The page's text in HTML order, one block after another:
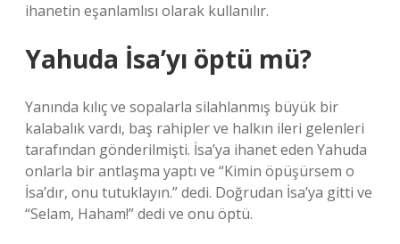
ihanetin eşanlamlısı olarak kullanılır.
Yahuda İsa’yı öptü mü?
Yanında kılıç ve sopalarla silahlanmış büyük bir
kalabalık vardı, baş rahipler ve halkın ileri gelenleri
tarafından gönderilmişti. İsa’ya ihanet eden Yahuda
onlarla bir antlaşma yaptı ve “Kimin öpüşürsem o
İsa’dır, onu tutuklayın.” dedi. Doğrudan İsa’ya gitti ve
“Selam, Haham!” dedi ve onu öptü.